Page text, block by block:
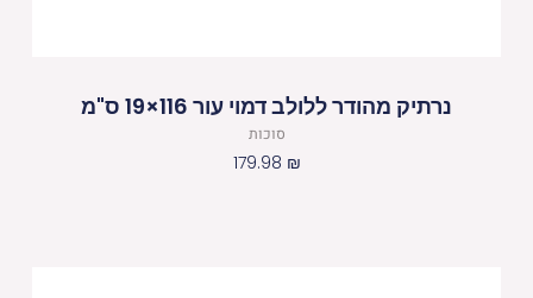
נרתיק מהודר ללולב דמוי עור 116×19 ס"מ
סוכות
179.98 ₪